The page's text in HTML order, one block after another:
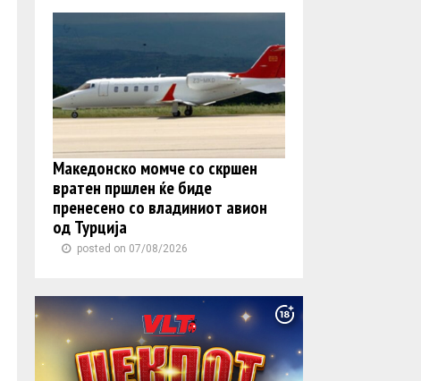
Македонско момче со скршен
вратен пршлен ќе биде
пренесено со владиниот авион
од Турција
posted on 07/08/2026